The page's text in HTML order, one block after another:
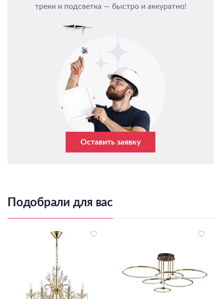
треки и подсветка — быстро и аккуратно!
Оставить заявку
Подобрали для вас